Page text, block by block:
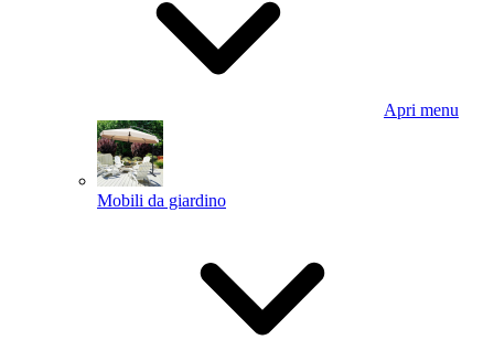
Apri menu
Mobili da giardino